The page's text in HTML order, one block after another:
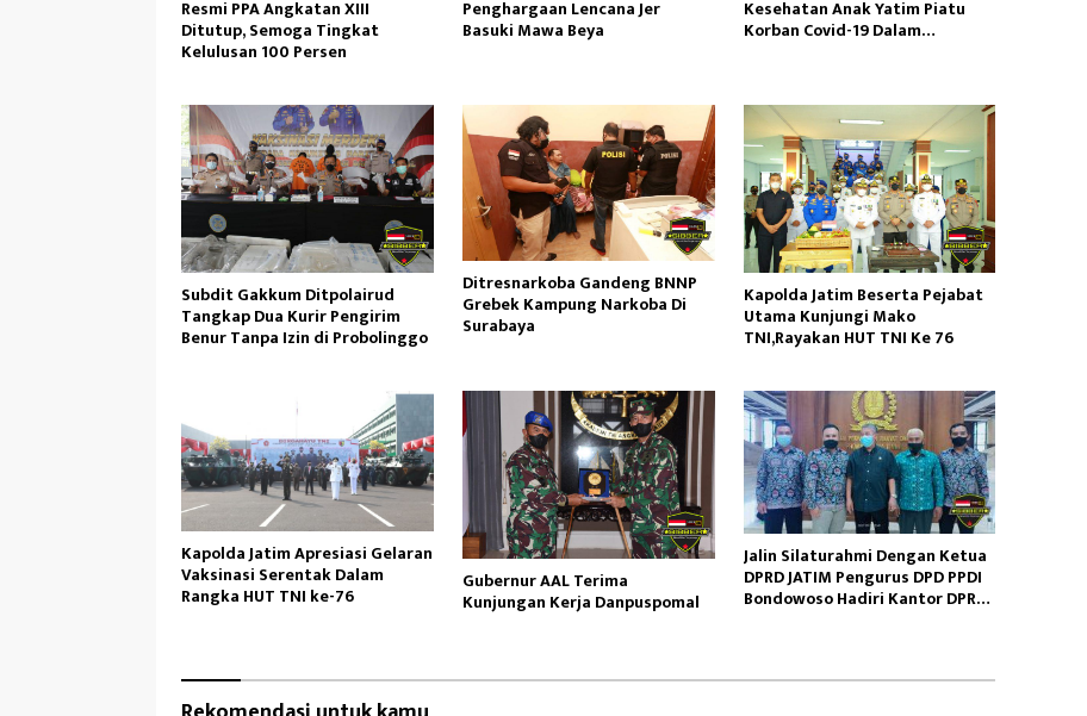
Resmi PPA Angkatan XIII
Ditutup, Semoga Tingkat
Kelulusan 100 Persen
Penghargaan Lencana Jer
Basuki Mawa Beya
Kesehatan Anak Yatim Piatu
Korban Covid-19 Dalam
Subdit Gakkum Ditpolairud
Tangkap Dua Kurir Pengirim
Benur Tanpa Izin di Probolinggo
Ditresnarkoba Gandeng BNNP
Grebek Kampung Narkoba Di
Surabaya
Kapolda Jatim Beserta Pejabat
Utama Kunjungi Mako
TNI,Rayakan HUT TNI Ke 76
Kapolda Jatim Apresiasi Gelaran
Vaksinasi Serentak Dalam
Rangka HUT TNI ke-76
Gubernur AAL Terima
Kunjungan Kerja Danpuspomal
Jalin Silaturahmi Dengan Ketua
DPRD JATIM Pengurus DPD PPDI
Bondowoso Hadiri Kantor DPRD